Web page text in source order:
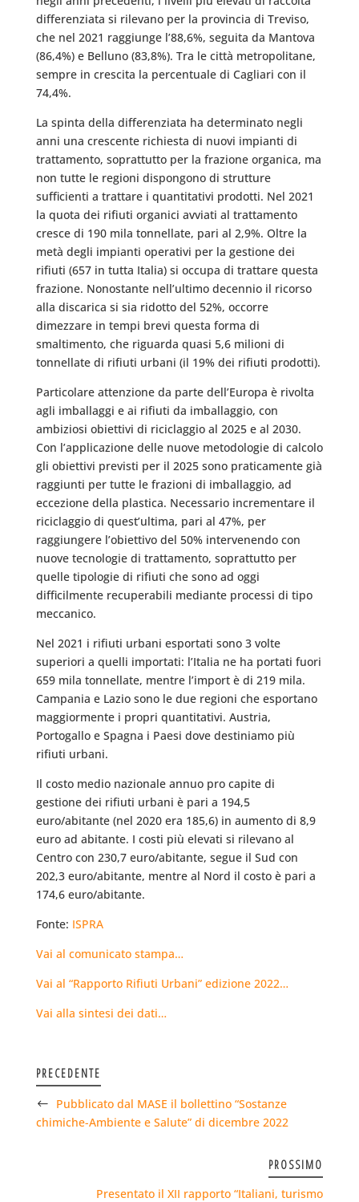
differenziata si rilevano per la provincia di Treviso,
che nel 2021 raggiunge l’88,6%, seguita da Mantova
(86,4%) e Belluno (83,8%). Tra le città metropolitane,
sempre in crescita la percentuale di Cagliari con il
74,4%.
La spinta della differenziata ha determinato negli
anni una crescente richiesta di nuovi impianti di
trattamento, soprattutto per la frazione organica, ma
non tutte le regioni dispongono di strutture
sufficienti a trattare i quantitativi prodotti. Nel 2021
la quota dei rifiuti organici avviati al trattamento
cresce di 190 mila tonnellate, pari al 2,9%. Oltre la
metà degli impianti operativi per la gestione dei
rifiuti (657 in tutta Italia) si occupa di trattare questa
frazione. Nonostante nell’ultimo decennio il ricorso
alla discarica si sia ridotto del 52%, occorre
dimezzare in tempi brevi questa forma di
smaltimento, che riguarda quasi 5,6 milioni di
tonnellate di rifiuti urbani (il 19% dei rifiuti prodotti).
Particolare attenzione da parte dell’Europa è rivolta
agli imballaggi e ai rifiuti da imballaggio, con
ambiziosi obiettivi di riciclaggio al 2025 e al 2030.
Con l’applicazione delle nuove metodologie di calcolo
gli obiettivi previsti per il 2025 sono praticamente già
raggiunti per tutte le frazioni di imballaggio, ad
eccezione della plastica. Necessario incrementare il
riciclaggio di quest’ultima, pari al 47%, per
raggiungere l’obiettivo del 50% intervenendo con
nuove tecnologie di trattamento, soprattutto per
quelle tipologie di rifiuti che sono ad oggi
difficilmente recuperabili mediante processi di tipo
meccanico.
Nel 2021 i rifiuti urbani esportati sono 3 volte
superiori a quelli importati: l’Italia ne ha portati fuori
659 mila tonnellate, mentre l’import è di 219 mila.
Campania e Lazio sono le due regioni che esportano
maggiormente i propri quantitativi. Austria,
Portogallo e Spagna i Paesi dove destiniamo più
rifiuti urbani.
Il costo medio nazionale annuo pro capite di
gestione dei rifiuti urbani è pari a 194,5
euro/abitante (nel 2020 era 185,6) in aumento di 8,9
euro ad abitante. I costi più elevati si rilevano al
Centro con 230,7 euro/abitante, segue il Sud con
202,3 euro/abitante, mentre al Nord il costo è pari a
174,6 euro/abitante.
Fonte: ISPRA
Vai al comunicato stampa…
Vai al “Rapporto Rifiuti Urbani” edizione 2022…
Vai alla sintesi dei dati…
PRECEDENTE
Pubblicato dal MASE il bollettino “Sostanze
chimiche-Ambiente e Salute” di dicembre 2022
PROSSIMO
Presentato il XII rapporto “Italiani, turismo